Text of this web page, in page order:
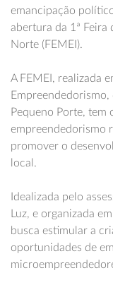
emancipação
abertura da 1ª
Norte (FEMEI).
A FEMEI, realizada
Pequeno Porte,
empreendedorismo
promover o
local.
Idealizada pelo
Luz, e organizada
busca estimular a
oportunidades de